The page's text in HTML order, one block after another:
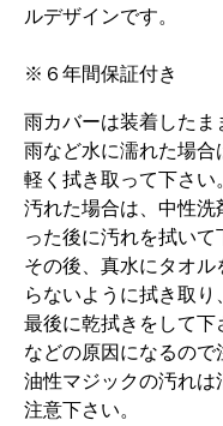
ルデザインです。
※６年間保証付き
雨カバーは装着したま
雨など水に濡れた場
軽く拭き取って下さい
汚れた場合は、中性洗
った後に汚れを拭いて
その後、真水にタオ
らないように拭き取り
最後に乾拭きをして下
などの原因になるので
油性マジックの汚れ
注意下さい。